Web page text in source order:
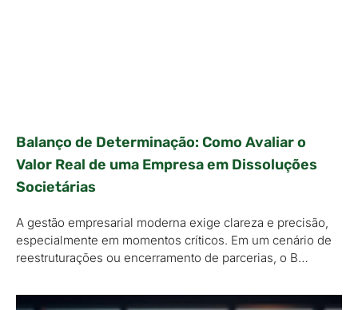
Balanço de Determinação: Como Avaliar o
Valor Real de uma Empresa em Dissoluções
Societárias
A gestão empresarial moderna exige clareza e precisão,
especialmente em momentos críticos. Em um cenário de
reestruturações ou encerramento de parcerias, o B…